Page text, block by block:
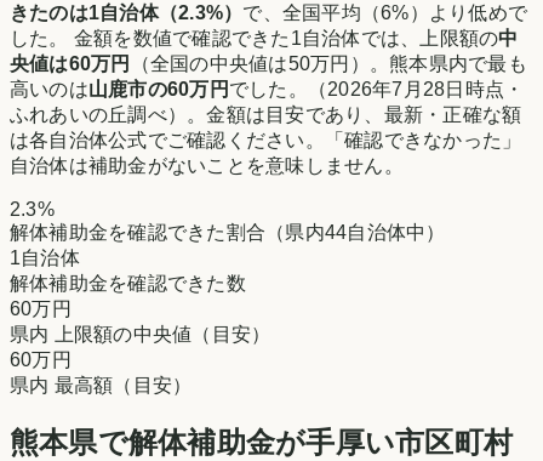
きたのは1自治体（2.3%） で、 全国平均（6%）より低めで
した。 金額を数値で確認できた 1自治体では、上限額の中
央値は60万円 （全国の中央値は50万円 ）。 熊本県内で最も
高いのは山鹿市の60万円 でした。 （2026年7月28日時点 ・
ふれあいの丘調べ）。金額は目安であり、最新・正確な額
は各自治体公式でご確認ください。「確認できなかった」
自治体は補助金がないことを意味しません。
2.3%
解体補助金を確認できた割合（県内44自治体中）
1自治体
解体補助金を確認できた数
60万円
県内 上限額の中央値（目安）
60万円
県内 最高額（目安）
熊本県で解体補助金が手厚い市区町村